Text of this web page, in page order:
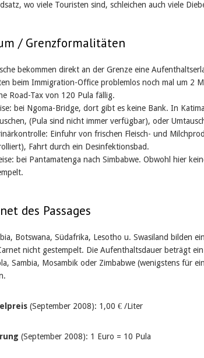
wo viele Touristen sind, schleichen auch viele
/ Grenzformalitäten
bekommen direkt an der Grenze eine
beim Immigration-Office problemlos noch mal um 2
Road-Tax von 120 Pula fällig.
bei Ngoma-Bridge, dort gibt es keine Bank. In
(Pula sind nicht immer verfügbar), oder
Einfuhr von frischen Fleisch- und
Fahrt durch ein Desinfektionsbad.
bei Pantamatenga nach Simbabwe. Obwohl hier
des Passages
Botswana, Südafrika, Lesotho u. Swasiland bilden
nicht gestempelt. Die Aufenthaltsdauer beträgt
Sambia, Mosambik oder Zimbabwe (wenigstens für
(September 2008): 1,00 € /Liter
(September 2008): 1 Euro = 10 Pula